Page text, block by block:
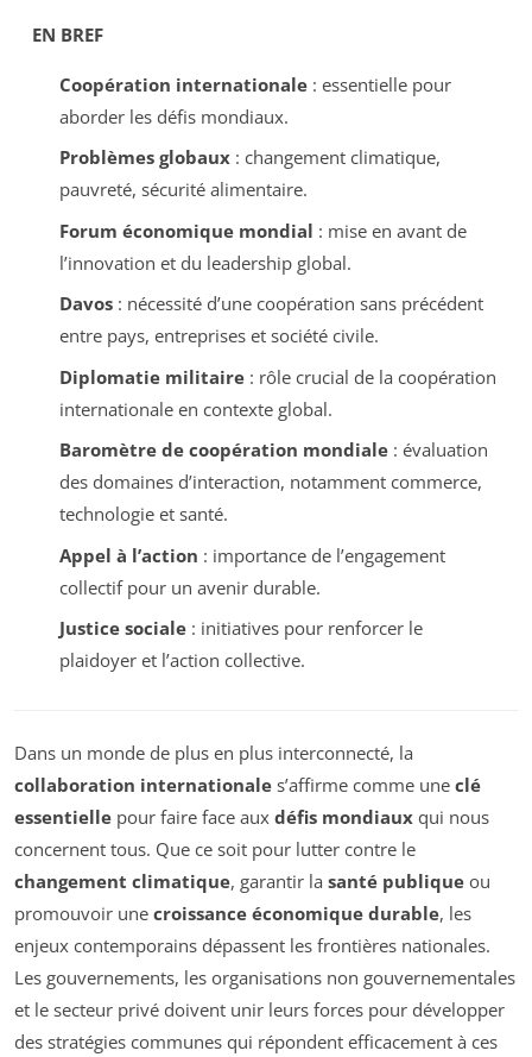
EN BREF
Coopération internationale: essentielle pour
aborder les défis mondiaux.
Problèmes globaux: changement climatique,
pauvreté, sécurité alimentaire.
Forum économique mondial : mise en avant de
l’innovation et du leadership global.
Davos: nécessité d’une coopération sans précédent
entre pays, entreprises et société civile.
Diplomatie militaire: rôle crucial de la coopération
internationale en contexte global.
Baromètre de coopération mondiale: évaluation
des domaines d’interaction, notamment commerce,
technologie et santé.
Appel à l’action : importance de l’engagement
collectif pour un avenir durable.
Justice sociale: initiatives pour renforcer le
plaidoyer et l’action collective.
Dans un monde de plus en plus interconnecté, la
collaboration internationale s’affirme comme une clé
essentielle pour faire face aux défis mondiaux qui nous
concernent tous. Que ce soit pour lutter contre le
changement climatique, garantir la santé publique ou
promouvoir une croissance économique durable, les
enjeux contemporains dépassent les frontières nationales.
Les gouvernements, les organisations non gouvernementales
et le secteur privé doivent unir leurs forces pour développer
des stratégies communes qui répondent efficacement à ces